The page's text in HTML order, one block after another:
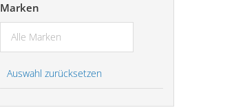
Marken
Auswahl zurücksetzen